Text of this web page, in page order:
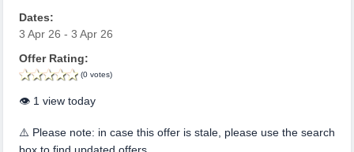
Dates:
3 Apr 26 - 3 Apr 26
Offer Rating:
(0 votes)
👁️ 1 view today
⚠️ Please note: in case this offer is stale, please use the search